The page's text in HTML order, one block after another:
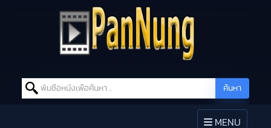
Search for: ค้นหา
TOGGLE
MENU